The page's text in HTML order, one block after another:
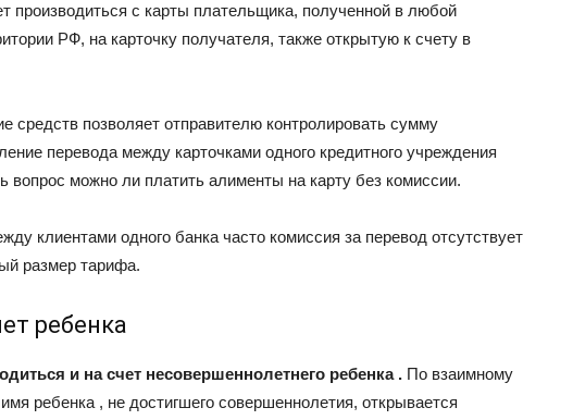
производиться с карты плательщика, полученной в любой
РФ, на карточку получателя, также открытую к счету в
средств позволяет отправителю контролировать сумму
перевода между карточками одного кредитного учреждения
вопрос можно ли платить алименты на карту без комиссии.
клиентами одного банка часто комиссия за перевод отсутствует
размер тарифа.
ребенка
и на счет несовершеннолетнего ребенка . По взаимному
ребенка , не достигшего совершеннолетия, открывается